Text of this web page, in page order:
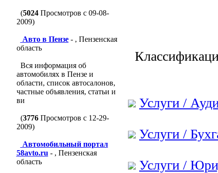
(5024Просмотров с 09-08-
2009)
Авто в Пензе- , Пензенская
область
Вся информация об
автомобилях в Пензе и
области, список автосалонов,
частные объявления, статьи и
ви
(3776Просмотров с 12-29-
2009)
Автомобильный портал
58avto.ru - , Пензенская
область
Услуги /
Услуги /
Услуги /